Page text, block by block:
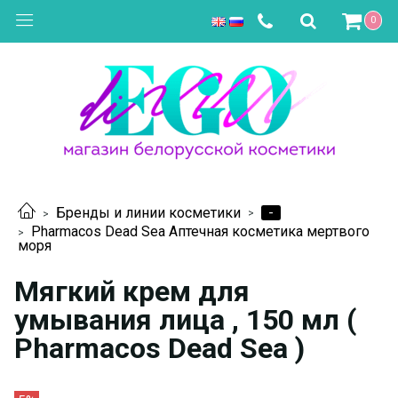
0
Бренды и линии косметики
-
Pharmacos Dead Sea Аптечная косметика мертвого
моря
Мягкий крем для
умывания лица , 150 мл (
Pharmacos Dead Sea )